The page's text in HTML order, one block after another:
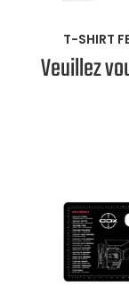
T-SHIRT
Veuillez